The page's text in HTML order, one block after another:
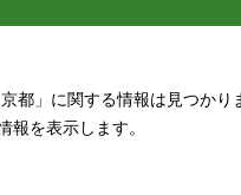
都」に関する情報は見つかり
報を表示します。